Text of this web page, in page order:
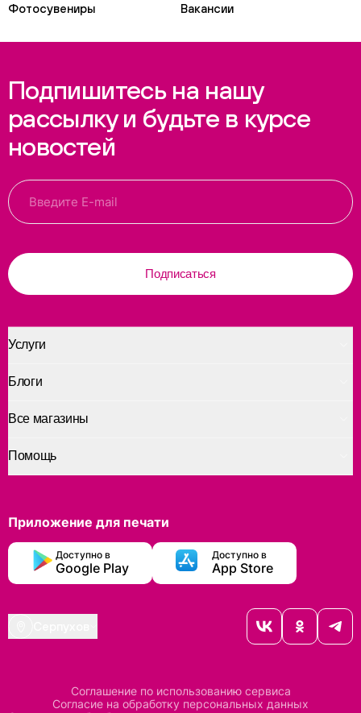
Фотосувениры
Вакансии
Подпишитесь на нашу
рассылку и будьте в курсе
новостей
Подписаться
Услуги
Помощь
Блоги
Все магазины
Приложение для печати
Доступно в
Google Play
Доступно в
App Store
Соглашение по использованию сервиса
Согласие на обработку персональных данных